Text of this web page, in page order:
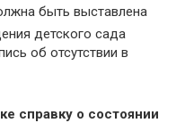
быть выставлена
детского сада
об отсутствии в
справку о состоянии